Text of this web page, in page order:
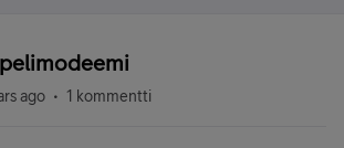
ago 1 kommentti